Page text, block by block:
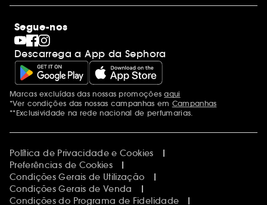
Internacional
Descobrir a Sephora
Código promocional Sephora
Saldos
Dia dos Namorados
Dia do Pai
Dia da Mãe
Calendários do Advento
Singles' Day
Black Friday
Cyber Monday
Blue Monday
Segue-nos
Descarrega a App da Sephora
Menções adicionais
Marcas excluídas das nossas promoçõesaqui
*Ver condições das nossas campanhas em Campanhas
**Exclusividade na rede nacional de perfumarias.
Política de Privacidade e Cookies
Preferências de Cookies
Condições Gerais de Utilização
Condições Gerais de Venda
Condições do Programa de Fidelidade